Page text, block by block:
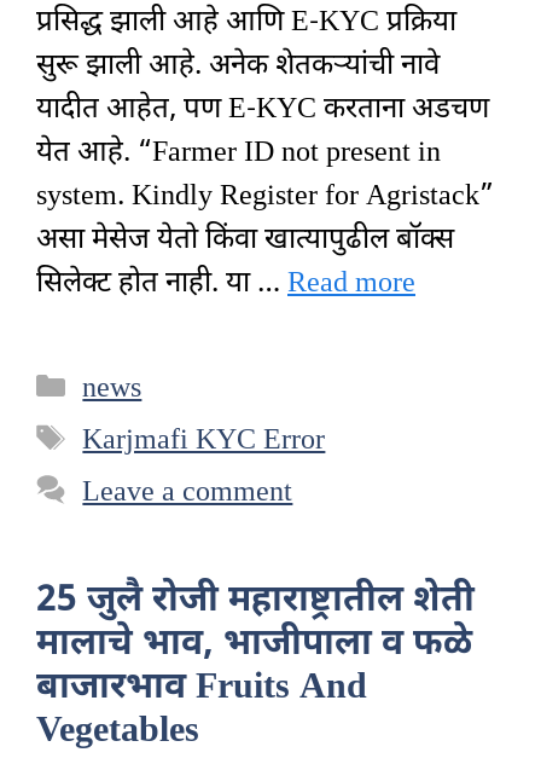
प्रसिद्ध झाली आहे आणि E-KYC प्रक्रिया
सुरू झाली आहे. अनेक शेतकऱ्यांची नावे
यादीत आहेत, पण E-KYC करताना अडचण
येत आहे. “Farmer ID not present in
system. Kindly Register for Agristack”
असा मेसेज येतो किंवा खात्यापुढील बॉक्स
सिलेक्ट होत नाही. या … Read more
Categories
news
Tags
Karjmafi KYC Error
Leave a comment
25 जुलै रोजी महाराष्ट्रातील शेती
मालाचे भाव, भाजीपाला व फळे
बाजारभाव Fruits And
Vegetables